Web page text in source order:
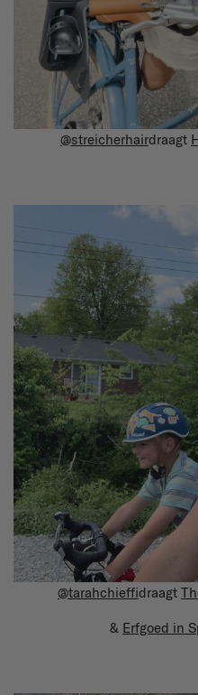
@streicherhairdraagt
@tarahchieffidraagt
& Erfgoed in